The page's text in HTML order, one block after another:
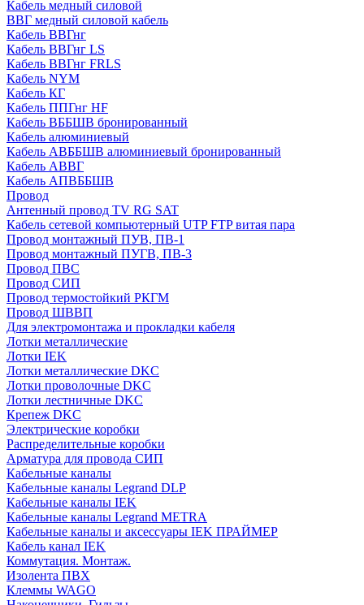
Кабель медный силовой
ВВГ медный силовой кабель
Кабель ВВГнг
Кабель ВВГнг LS
Кабель ВВГнг FRLS
Кабель NYM
Кабель КГ
Кабель ППГнг HF
Кабель ВББШВ бронированный
Кабель алюминиевый
Кабель АВББШВ алюминиевый бронированный
Кабель АВВГ
Кабель АПВББШВ
Провод
Антенный провод TV RG SAT
Кабель сетевой компьютерный UTP FTP витая пара
Провод монтажный ПУВ, ПВ-1
Провод монтажный ПУГВ, ПВ-3
Провод ПВС
Провод СИП
Провод термостойкий РКГМ
Провод ШВВП
Для электромонтажа и прокладки кабеля
Лотки металлические
Лотки IEK
Лотки металлические DKC
Лотки проволочные DKC
Лотки лестничные DKC
Крепеж DKC
Электрические коробки
Распределительные коробки
Арматура для провода СИП
Кабельные каналы
Кабельные каналы Legrand DLP
Кабельные каналы IEK
Кабельные каналы Legrand METRA
Кабельные каналы и аксессуары IEK ПРАЙМЕР
Кабель канал IEK
Коммутация. Монтаж.
Изолента ПВХ
Клеммы WAGO